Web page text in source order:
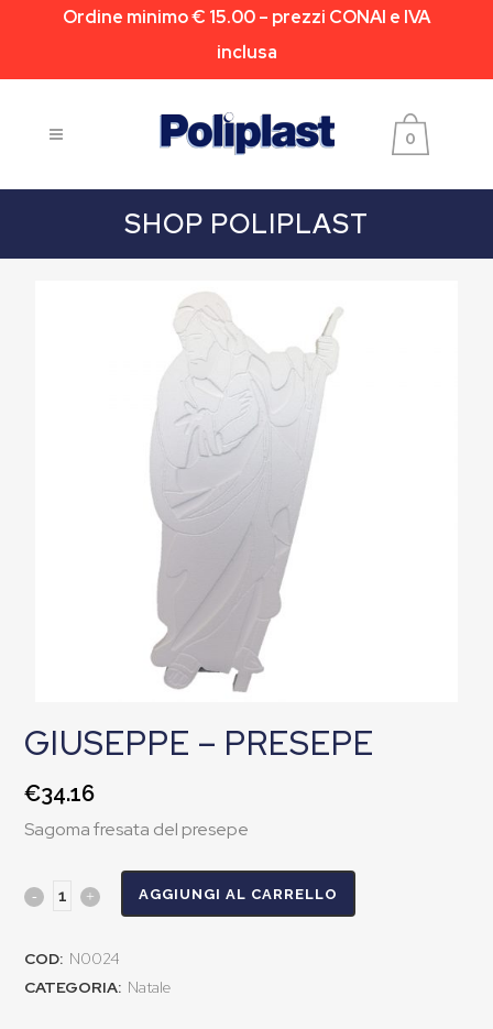
Ordine minimo € 15.00 – prezzi CONAI e IVA
inclusa
0
SHOP POLIPLAST
GIUSEPPE – PRESEPE
€34.16
Sagoma fresata del presepe
AGGIUNGI AL CARRELLO
COD: N0024
CATEGORIA: Natale